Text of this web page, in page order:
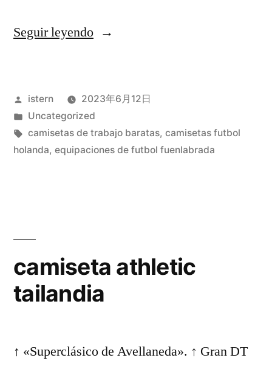
Seguir leyendo«camisetas
brasileña»
Publicado
por
istern
2023年6月12日
Publicado
en
Uncategorized
Etiquetas:
camisetas de trabajo baratas, camisetas futbol
holanda, equipaciones de futbol fuenlabrada
camiseta athletic
tailandia
↑ «Superclásico de Avellaneda». ↑ Gran DT